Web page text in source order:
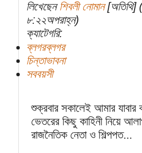
লিখেছেনশিবলী নোমান[অতিথি]
৮:২২অপরাহ্ন)
ক্যাটেগরি:
ব্লগরব্লগর
চিন্তাভাবনা
সববয়সী
শুক্রবার সকালেই আমার যাবার
ভেতরের কিছু কাহিনী নিয়ে
রাজনৈতিক নেতা ও শিল্পপত...